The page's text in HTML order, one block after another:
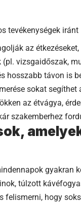
tevékenységek iránt
az
(pl. vizsgaidőszak,
hosszabb távon is
sokat
az étvágya,
szakemberhez
gyakran
túlzott
felismerni, hogy